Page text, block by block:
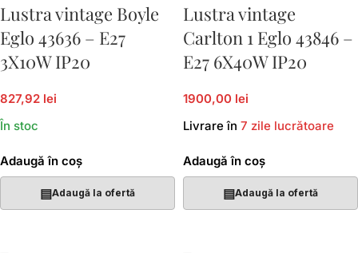
Lustra vintage Boyle
Eglo 43636 – E27
3X10W IP20
827,92 lei
În stoc
Adaugă în coș
▤Adaugă la ofertă
Lustra vintage
Carlton 1 Eglo 43846 –
E27 6X40W IP20
1900,00 lei
Livrare în 7 zile lucrătoare
Adaugă în coș
▤Adaugă la ofertă